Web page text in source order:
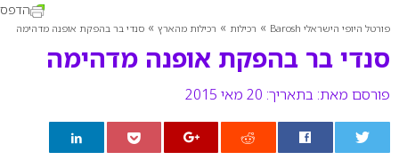
פורטל היופי הישראלי Barosh » רכילות » רכילות מהארץ » סנדי בר בהפקת אופנה מדהימה
סנדי בר בהפקת אופנה מדהימה
פורסם מאת: בתאריך: 20 מאי 2015
הדפס